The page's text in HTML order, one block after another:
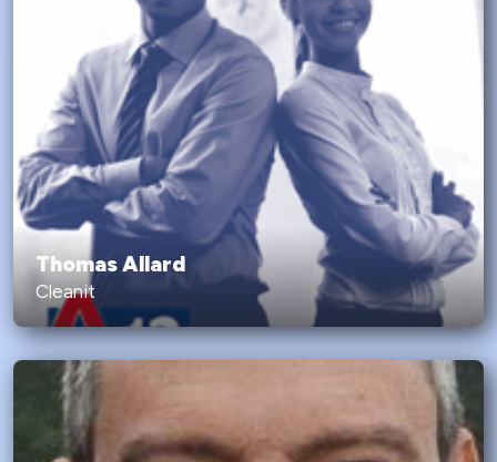
Thomas Allard
Cleanit